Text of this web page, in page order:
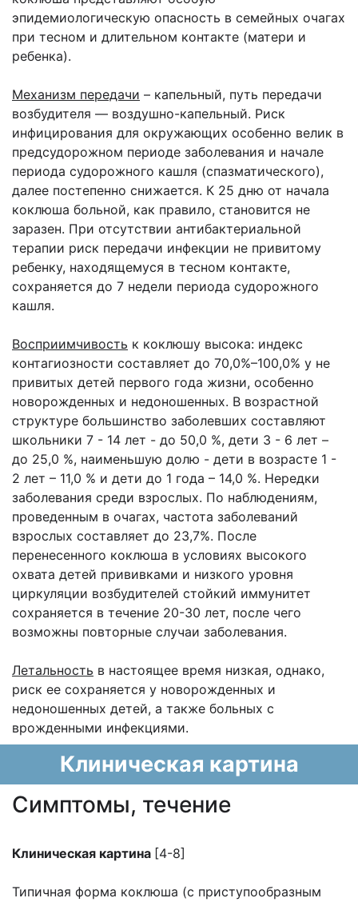
эпидемиологическую опасность в семейных очагах
при тесном и длительном контакте (матери и
ребенка).
Механизм передачи – капельный, путь передачи
возбудителя — воздушно-капельный. Риск
инфицирования для окружающих особенно велик в
предсудорожном периоде заболевания и начале
периода судорожного кашля (спазматического),
далее постепенно снижается. К 25 дню от начала
коклюша больной, как правило, становится не
заразен. При отсутствии антибактериальной
терапии риск передачи инфекции не привитому
ребенку, находящемуся в тесном контакте,
сохраняется до 7 недели периода судорожного
кашля.
Восприимчивость к коклюшу высока: индекс
контагиозности составляет до 70,0%–100,0% у не
привитых детей первого года жизни, особенно
новорожденных и недоношенных. В возрастной
структуре большинство заболевших составляют
школьники 7 - 14 лет - до 50,0 %, дети 3 - 6 лет –
до 25,0 %, наименьшую долю - дети в возрасте 1 -
2 лет – 11,0 % и дети до 1 года – 14,0 %. Нередки
заболевания среди взрослых. По наблюдениям,
проведенным в очагах, частота заболеваний
взрослых составляет до 23,7%. После
перенесенного коклюша в условиях высокого
охвата детей прививками и низкого уровня
циркуляции возбудителей стойкий иммунитет
сохраняется в течение 20-30 лет, после чего
возможны повторные случаи заболевания.
Летальность в настоящее время низкая, однако,
риск ее сохраняется у новорожденных и
недоношенных детей, а также больных с
врожденными инфекциями.
Клиническая картина
Cимптомы, течение
Клиническая картина [4-8]
Типичная форма коклюша (с приступообразным